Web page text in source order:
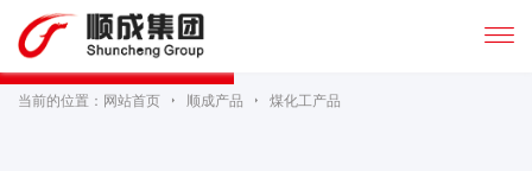

当前的位置： 网站首页  顺成产品  煤化工产品